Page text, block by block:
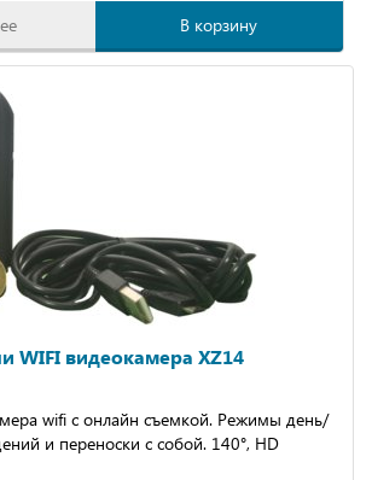
В корзину
WIFI видеокамера XZ14
wifi с онлайн съемкой. Режимы день/
и переноски с собой. 140°, HD